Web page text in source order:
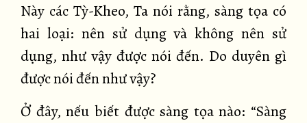
Này các Tỳ-Kheo, Ta nói rằng, sàng tọa có
hai loại: nên sử dụng và không nên sử
dụng, như vậy được nói đến. Do duyên gì
được nói đến như vậy?
Ở đây, nếu biết được sàng tọa nào: “Sàng